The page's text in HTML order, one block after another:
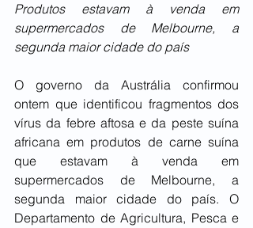
Produtos estavam à venda em
supermercados de Melbourne, a
segunda maior cidade do país
O governo da Austrália confirmou
ontem que identificou fragmentos dos
vírus da febre aftosa e da peste suína
africana em produtos de carne suína
que estavam à venda em
supermercados de Melbourne, a
segunda maior cidade do país. O
Departamento de Agricultura, Pesca e